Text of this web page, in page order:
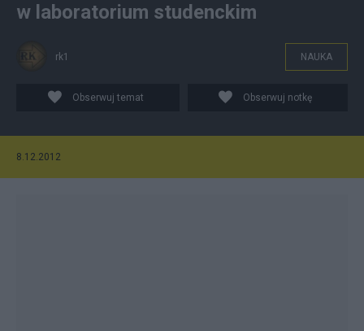
w laboratorium studenckim
rk1 NAUKA
Obserwuj temat Obserwuj notkę
8.12.2012